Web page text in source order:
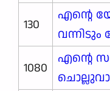
130
എന്റെ
വന്നിടും
1080
എന്റെ